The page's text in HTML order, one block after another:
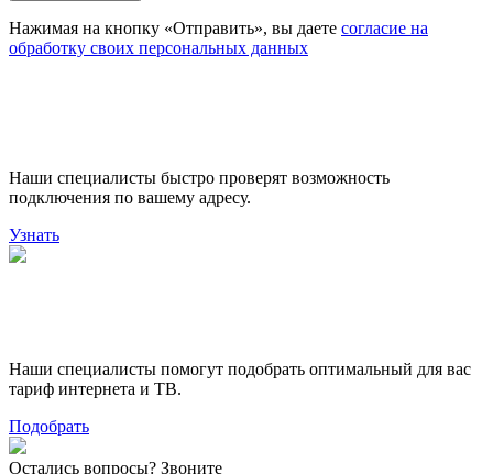
Нажимая на кнопку «Отправить», вы даете согласие на
обработку своих персональных данных
Наши специалисты быстро проверят возможность
подключения по вашему адресу.
Узнать
Наши специалисты помогут подобрать оптимальный для вас
тариф интернета и ТВ.
Подобрать
Остались вопросы? Звоните